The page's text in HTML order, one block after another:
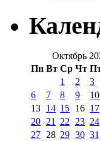
Октябрь
Пн Вт Ср Чт
1 2 3
6
7 8 9 10
13 14 15 16 17
20 21 22 23 24
27 28 29 30 31